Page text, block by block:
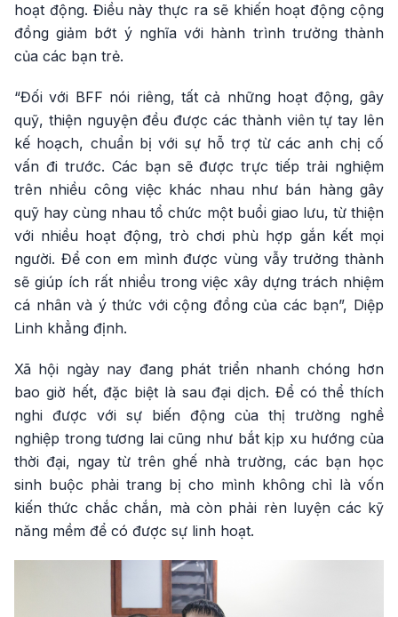
hoạt động. Điều này thực ra sẽ khiến hoạt động cộng
đồng giảm bớt ý nghĩa với hành trình trưởng thành
của các bạn trẻ.
“Đối với BFF nói riêng, tất cả những hoạt động, gây
quỹ, thiện nguyện đều được các thành viên tự tay lên
kế hoạch, chuẩn bị với sự hỗ trợ từ các anh chị cố
vấn đi trước. Các bạn sẽ được trực tiếp trải nghiệm
trên nhiều công việc khác nhau như bán hàng gây
quỹ hay cùng nhau tổ chức một buổi giao lưu, từ thiện
với nhiều hoạt động, trò chơi phù hợp gắn kết mọi
người. Để con em mình được vùng vẫy trưởng thành
sẽ giúp ích rất nhiều trong việc xây dựng trách nhiệm
cá nhân và ý thức với cộng đồng của các bạn”, Diệp
Linh khẳng định.
Xã hội ngày nay đang phát triển nhanh chóng hơn
bao giờ hết, đặc biệt là sau đại dịch. Để có thể thích
nghi được với sự biến động của thị trường nghề
nghiệp trong tương lai cũng như bắt kịp xu hướng của
thời đại, ngay từ trên ghế nhà trường, các bạn học
sinh buộc phải trang bị cho mình không chỉ là vốn
kiến thức chắc chắn, mà còn phải rèn luyện các kỹ
năng mềm để có được sự linh hoạt.